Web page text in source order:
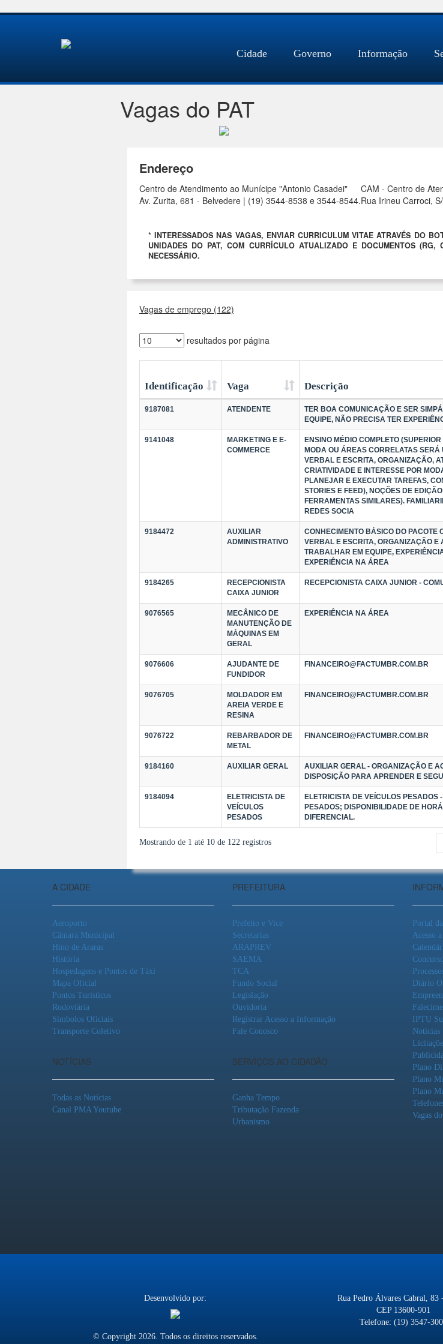
Cidade Governo Informação
Vagas do PAT
Endereço
Centro de Atendimento ao Munícipe "Antonio Casadei"
Av. Zurita, 681 - Belvedere | (19) 3544-8538 e 3544-8544.
CAM - Centro de
Rua Irineu Carroci,
* INTERESSADOS NAS VAGAS, ENVIAR CURRICULUM VITAE ATRAVÉS DO
UNIDADES DO PAT, COM CURRÍCULO ATUALIZADO E DOCUMENTOS
NECESSÁRIO.
Vagas de emprego (122)
resultados por página
Identificação Vaga Descrição
9187081 ATENDENTE
TER BOA COMUNICAÇÃO E SER
EQUIPE, NÃO PRECISA TER
9141048
MARKETING E E-
COMMERCE
ENSINO MÉDIO COMPLETO
MODA OU ÁREAS CORRELATAS
VERBAL E ESCRITA, ORGANIZAÇÃO,
CRIATIVIDADE E INTERESSE POR
PLANEJAR E EXECUTAR TAREFAS,
STORIES E FEED), NOÇÕES DE
FERRAMENTAS SIMILARES).
REDES SOCIA
9184472
AUXILIAR
ADMINISTRATIVO
CONHECIMENTO BÁSICO DO PACOTE
VERBAL E ESCRITA, ORGANIZAÇÃO E
TRABALHAR EM EQUIPE,
EXPERIÊNCIA NA ÁREA
9184265
RECEPCIONISTA
CAIXA JUNIOR
RECEPCIONISTA CAIXA JUNIOR -
9076565
MECÂNICO DE
MANUTENÇÃO DE
MÁQUINAS EM
GERAL
EXPERIÊNCIA NA ÁREA
9076606
AJUDANTE DE
FUNDIDOR
FINANCEIRO@FACTUMBR.COM.BR
9076705
MOLDADOR EM
AREIA VERDE E
RESINA
FINANCEIRO@FACTUMBR.COM.BR
9076722
REBARBADOR DE
METAL
FINANCEIRO@FACTUMBR.COM.BR
9184160 AUXILIAR GERAL
AUXILIAR GERAL - ORGANIZAÇÃO E
DISPOSIÇÃO PARA APRENDER E
9184094
ELETRICISTA DE
VEÍCULOS
PESADOS
ELETRICISTA DE VEÍCULOS
PESADOS; DISPONIBILIDADE DE
DIFERENCIAL.
Mostrando de 1 até 10 de 122 registros
A CIDADE
Aeroporto
Câmara Municipal
Hino de Araras
História
Hospedagens e Pontos de Táxi
Mapa Oficial
Pontos Turísticos
Rodoviária
Símbolos Oficiais
Transporte Coletivo
NOTÍCIAS
Todas as Notícias
Canal PMA Youtube
PREFEITURA
Prefeito e Vice
Secretarias
ARAPREV
SAEMA
TCA
Fundo Social
Legislação
Ouvidoria
Registrar Acesso a Informação
Fale Conosco
SERVIÇOS AO CIDADÃO
Ganha Tempo
Tributação Fazenda
Urbanismo
Portal
Acesso
Diário
IPTU
Notícias
Plano
Plano
Plano
Vagas
Desenvolvido por:
© Copyright 2026. Todos os direitos reservados.
Rua Pedro Álvares Cabral, 83
CEP 13600-901
Telefone: (19) 3547-